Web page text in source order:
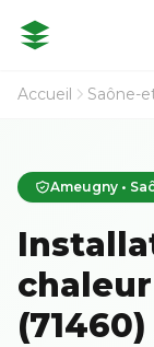
Accueil Saône-
Ameugny •
(71460)